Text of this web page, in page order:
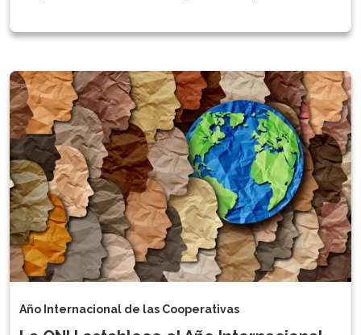
Año Internacional de las Cooperativas